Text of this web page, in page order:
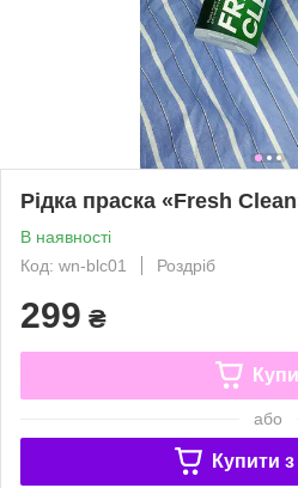
Рідка праска «Fresh
В наявності
Код: wn-blc01
Роздріб
299 ₴
або
Купити з